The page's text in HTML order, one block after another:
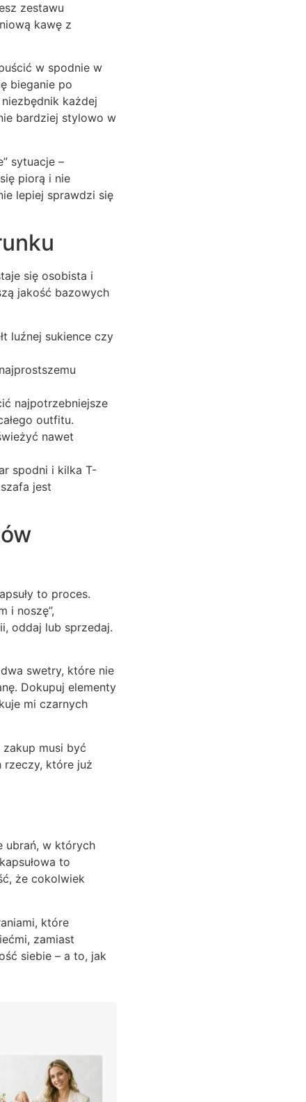
zestawu
kawę z
w spodnie w
bieganie po
każdej
bardziej stylowo w
sytuacje –
piorą i nie
lepiej sprawdzi się
się osobista i
jakość bazowych
luźnej sukience czy
najpotrzebniejsze
outfitu.
nawet
spodni i kilka T-
jest
to proces.
i noszę”,
oddaj lub sprzedaj.
swetry, które nie
Dokupuj elementy
mi czarnych
zakup musi być
rzeczy, które już
ubrań, w których
to
że cokolwiek
które
zamiast
siebie – a to, jak